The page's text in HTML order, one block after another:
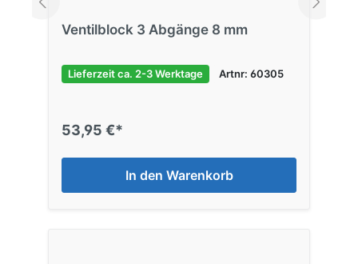
Ventilblock 3 Abgänge 8 mm
Lieferzeit ca. 2-3 Werktage Artnr: 60305
53,95 €*
In den Warenkorb